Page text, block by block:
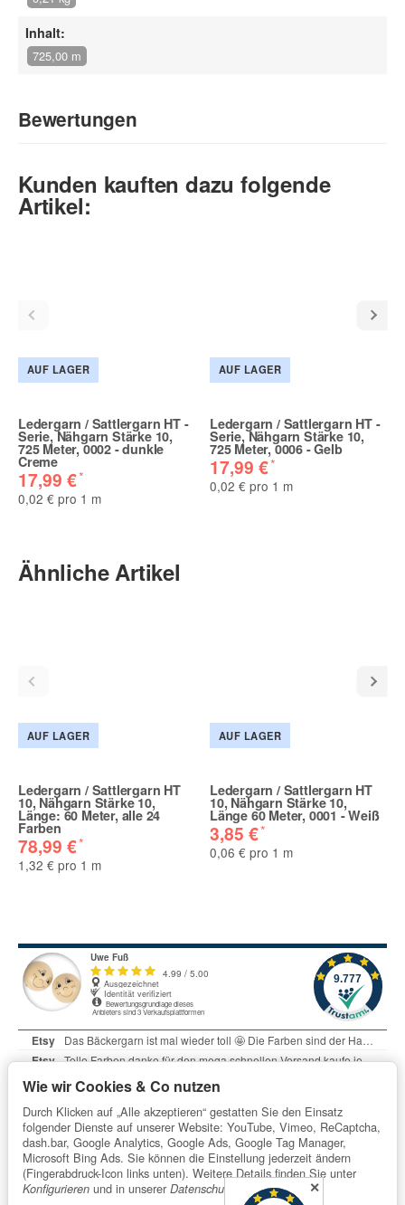
Inhalt:
725,00 m
Bewertungen
Sie Anderen bei der Kaufentscheidung:
Kunden kauften dazu folgende
Artikel:
AUF LAGER
Ledergarn / Sattlergarn HT -
Serie, Nähgarn Stärke 10,
725 Meter, 0002 - dunkle
Creme
17,99 €*
0,02 € pro 1 m
AUF LAGER
Ledergarn / Sattlergarn HT -
Serie, Nähgarn Stärke 10,
725 Meter, 0006 - Gelb
17,99 €*
0,02 € pro 1 m
Ähnliche Artikel
AUF LAGER
Ledergarn / Sattlergarn HT
10, Nähgarn Stärke 10,
Länge: 60 Meter, alle 24
Farben
78,99 €*
1,32 € pro 1 m
AUF LAGER
Ledergarn / Sattlergarn HT
10, Nähgarn Stärke 10,
Länge 60 Meter, 0001 - Weiß
3,85 €*
0,06 € pro 1 m
Informationen
Wie wir Cookies & Co nutzen
Durch Klicken auf „Alle akzeptieren“ gestatten Sie den Einsatz
folgender Dienste auf unserer Website: YouTube, Vimeo, ReCaptcha,
dash.bar, Google Analytics, Google Ads, Google Tag Manager,
Microsoft Bing Ads. Sie können die Einstellung jederzeit ändern
(Fingerabdruck-Icon links unten). Weitere Details finden Sie unter
Konfigurieren und in unserer Datenschutzerklärung. ✕